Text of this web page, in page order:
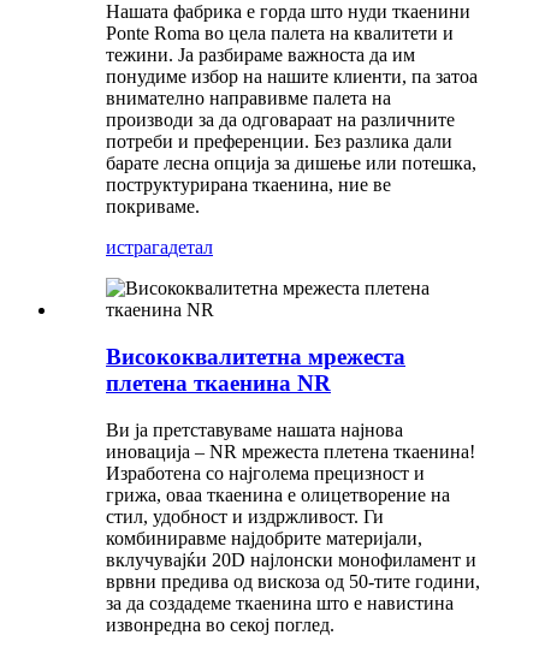
Нашата фабрика е горда што нуди ткаенини
Ponte Roma во цела палета на квалитети и
тежини. Ја разбираме важноста да им
понудиме избор на нашите клиенти, па затоа
внимателно направивме палета на
производи за да одговараат на различните
потреби и преференции. Без разлика дали
барате лесна опција за дишење или потешка,
поструктурирана ткаенина, ние ве
покриваме.
истрагадетал
Висококвалитетна мрежеста
плетена ткаенина NR
Ви ја претставуваме нашата најнова
иновација – NR мрежеста плетена ткаенина!
Изработена со најголема прецизност и
грижа, оваа ткаенина е олицетворение на
стил, удобност и издржливост. Ги
комбиниравме најдобрите материјали,
вклучувајќи 20D најлонски монофиламент и
врвни предива од вискоза од 50-тите години,
за да создадеме ткаенина што е навистина
извонредна во секој поглед.